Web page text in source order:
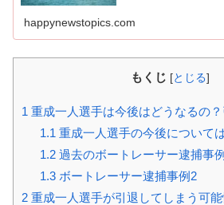
happynewstopics.com
もくじ [とじる]
1 重成一人選手は今後はどうなるの
1.1 重成一人選手の今後について
1.2過去のボートレーサー逮捕事
1.3ボートレーサー逮捕事例2
2 重成一人選手が引退してしまう可